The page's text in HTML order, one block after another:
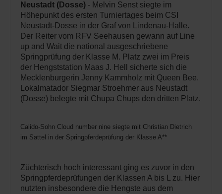
Neustadt (Dosse) - Melvin Senst siegte im
Höhepunkt des ersten Turniertages beim CSI
Neustadt-Dosse in der Graf von Lindenau-Halle.
Der Reiter vom RFV Seehausen gewann auf Line
up and Wait die national ausgeschriebene
Springprüfung der Klasse M. Platz zwei im Preis
der Hengststation Maas J. Hell sicherte sich die
Mecklenburgerin Jenny Kammholz mit Queen Bee.
Lokalmatador Siegmar Stroehmer aus Neustadt
(Dosse) belegte mit Chupa Chups den dritten Platz.
Calido-Sohn Cloud number nine siegte mit Christian Dietrich
im Sattel in der Springpferdeprüfung der Klasse A**
Züchterisch hoch interessant ging es zuvor in den
Springpferdeprüfungen der Klassen A bis L zu. Hier
nutzten insbesondere die Hengste aus dem